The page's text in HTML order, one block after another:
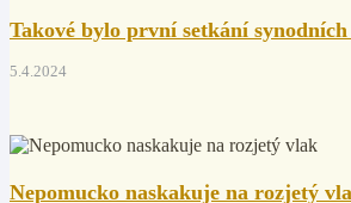
Takové bylo první setkání synodních
5.4.2024
Nepomucko naskakuje na rozjetý